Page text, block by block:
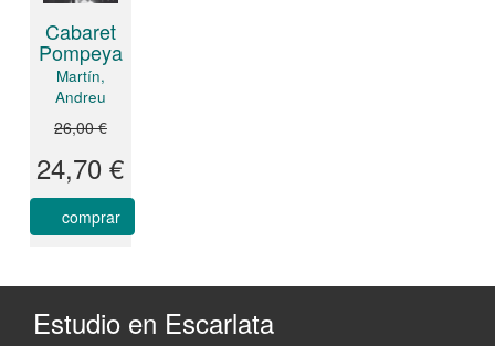
Cabaret
Pompeya
Martín,
Andreu
26,00 €
24,70 €
comprar
Estudio en Escarlata